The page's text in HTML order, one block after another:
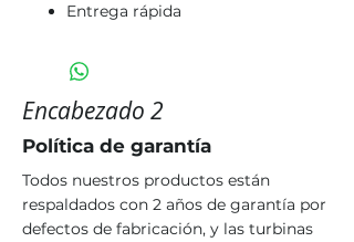
Entrega rápida
Encabezado 2
Política de garantía
Todos nuestros productos están
respaldados con 2 años de garantía por
defectos de fabricación, y las turbinas